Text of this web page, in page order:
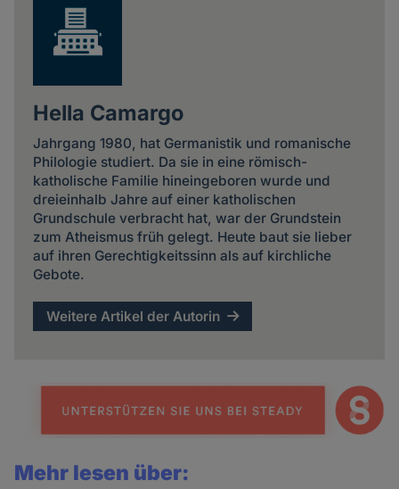
Hella Camargo
Jahrgang 1980, hat Germanistik und romanische
Philologie studiert. Da sie in eine römisch-
katholische Familie hineingeboren wurde und
dreieinhalb Jahre auf einer katholischen
Grundschule verbracht hat, war der Grundstein
zum Atheismus früh gelegt. Heute baut sie lieber
auf ihren Gerechtigkeitssinn als auf kirchliche
Gebote.
Weitere Artikel der Autorin
Mehr lesen über: